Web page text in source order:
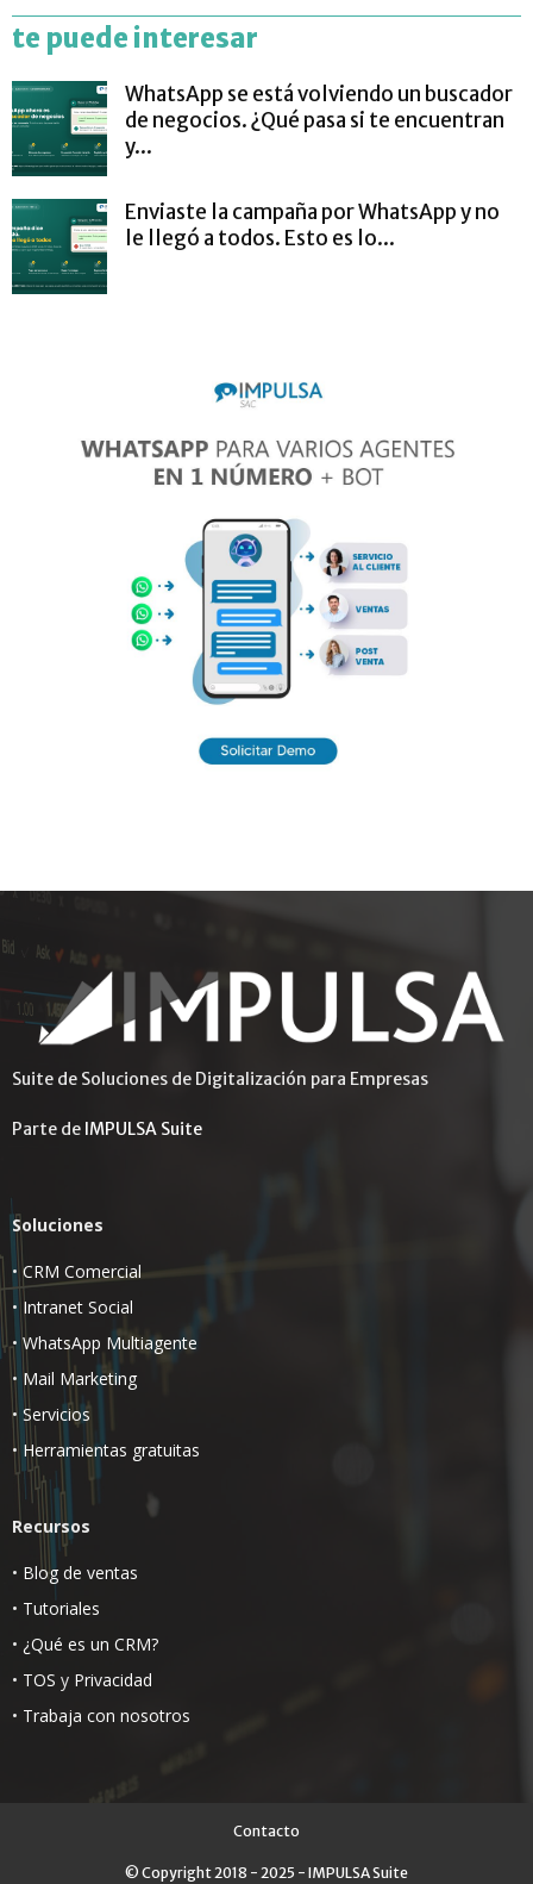
te puede interesar
WhatsApp se está volviendo un buscador
de negocios. ¿Qué pasa si te encuentran
y...
Enviaste la campaña por WhatsApp y no
le llegó a todos. Esto es lo...
Suite de Soluciones de Digitalización para Empresas
Parte de IMPULSA Suite
Soluciones
•CRM Comercial
• Intranet Social
• WhatsApp Multiagente
• Mail Marketing
• Servicios
• Herramientas gratuitas
Recursos
• Blog de ventas
• Tutoriales
• ¿Qué es un CRM?
• TOS y Privacidad
• Trabaja con nosotros
Contacto
© Copyright 2018 - 2025 - IMPULSA Suite